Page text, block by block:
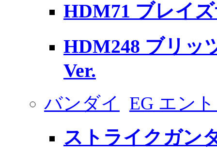
HDM71 ブレイ
HDM248 ブリッ
Ver.
バンダイ EG エン
ストライクガン